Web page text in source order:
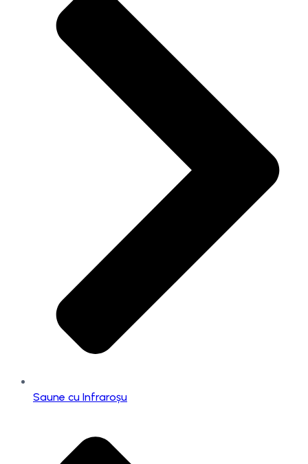
Saune cu Infraroșu